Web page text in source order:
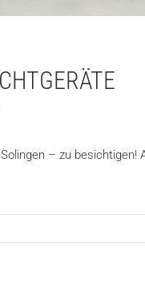
– zu besichtigen!